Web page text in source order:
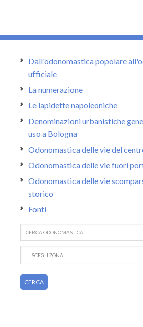
Dall'odonomastica popolare
ufficiale
La numerazione
Le lapidette napoleoniche
Denominazioni urbanistiche
uso a Bologna
Odonomastica delle vie del
Odonomastica delle vie fuori
Odonomastica delle vie
storico
Fonti